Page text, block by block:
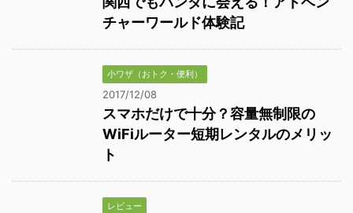
チャーワールド体験記
小ワザ（おトク・便利）
2017/12/08
スマホだけで十分？容量無制限の
WiFiルーター短期レンタルのメリッ
ト
レビュー